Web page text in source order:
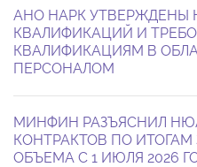
АНО НАРК УТВЕРЖДЕНЫ
КВАЛИФИКАЦИЙ И
КВАЛИФИКАЦИЯМ В
ПЕРСОНАЛОМ
МИНФИН РАЗЪЯСНИЛ
КОНТРАКТОВ ПО
ОБЪЕМА С 1 ИЮЛЯ 2026